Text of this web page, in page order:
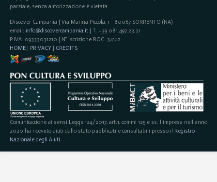
parziale, senza autorizzazione è vietata.
Discover Campania | Via Marina Piccola, 1 - 80067 SORRENTO (NA)
email: info@discovercampania.it| T. +39 081.497.23.21
P.IVA: 09333031210 | N° iscrizione ROC: 34142
HOME| PRIVACY | CREDITS
Comunicazione ai sensi Legge 124/2017, art.1, commi 125 e ss. l'impresa nell'anno
2020 ha ricevuto aiuti dallo stato pubblicati e consultabili presso il Registro
Nazionale degli Aiuti.